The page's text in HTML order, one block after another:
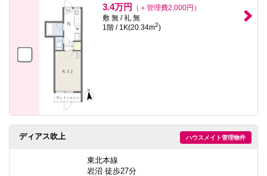
3.4万円
（＋管理費2,000円）
敷 無 / 礼 無
1階 / 1K(20.34m2)
ハウスメイト管理物件
ディアス吹上
東北本線
岩沼 徒歩27分